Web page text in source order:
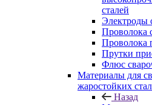
сталей
Электроды
Проволока
Проволока
Прутки
Флюс
Материалы для
жаростойких
Назад